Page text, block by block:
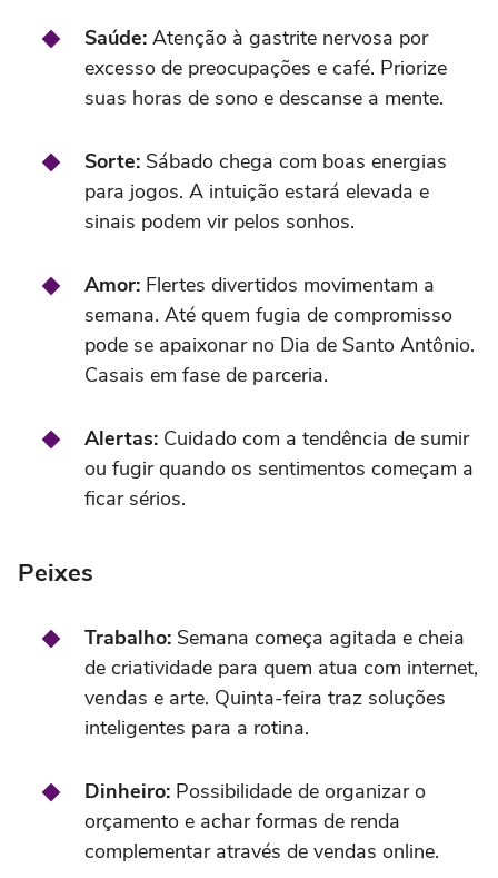
Saúde: Atenção à gastrite nervosa por
excesso de preocupações e café. Priorize
suas horas de sono e descanse a mente.
Sorte: Sábado chega com boas energias
para jogos. A intuição estará elevada e
sinais podem vir pelos sonhos.
Amor: Flertes divertidos movimentam a
semana. Até quem fugia de compromisso
pode se apaixonar no Dia de Santo Antônio.
Casais em fase de parceria.
Alertas: Cuidado com a tendência de sumir
ou fugir quando os sentimentos começam a
ficar sérios.
Peixes
Trabalho: Semana começa agitada e cheia
de criatividade para quem atua com internet,
vendas e arte. Quinta-feira traz soluções
inteligentes para a rotina.
Dinheiro: Possibilidade de organizar o
orçamento e achar formas de renda
complementar através de vendas online.